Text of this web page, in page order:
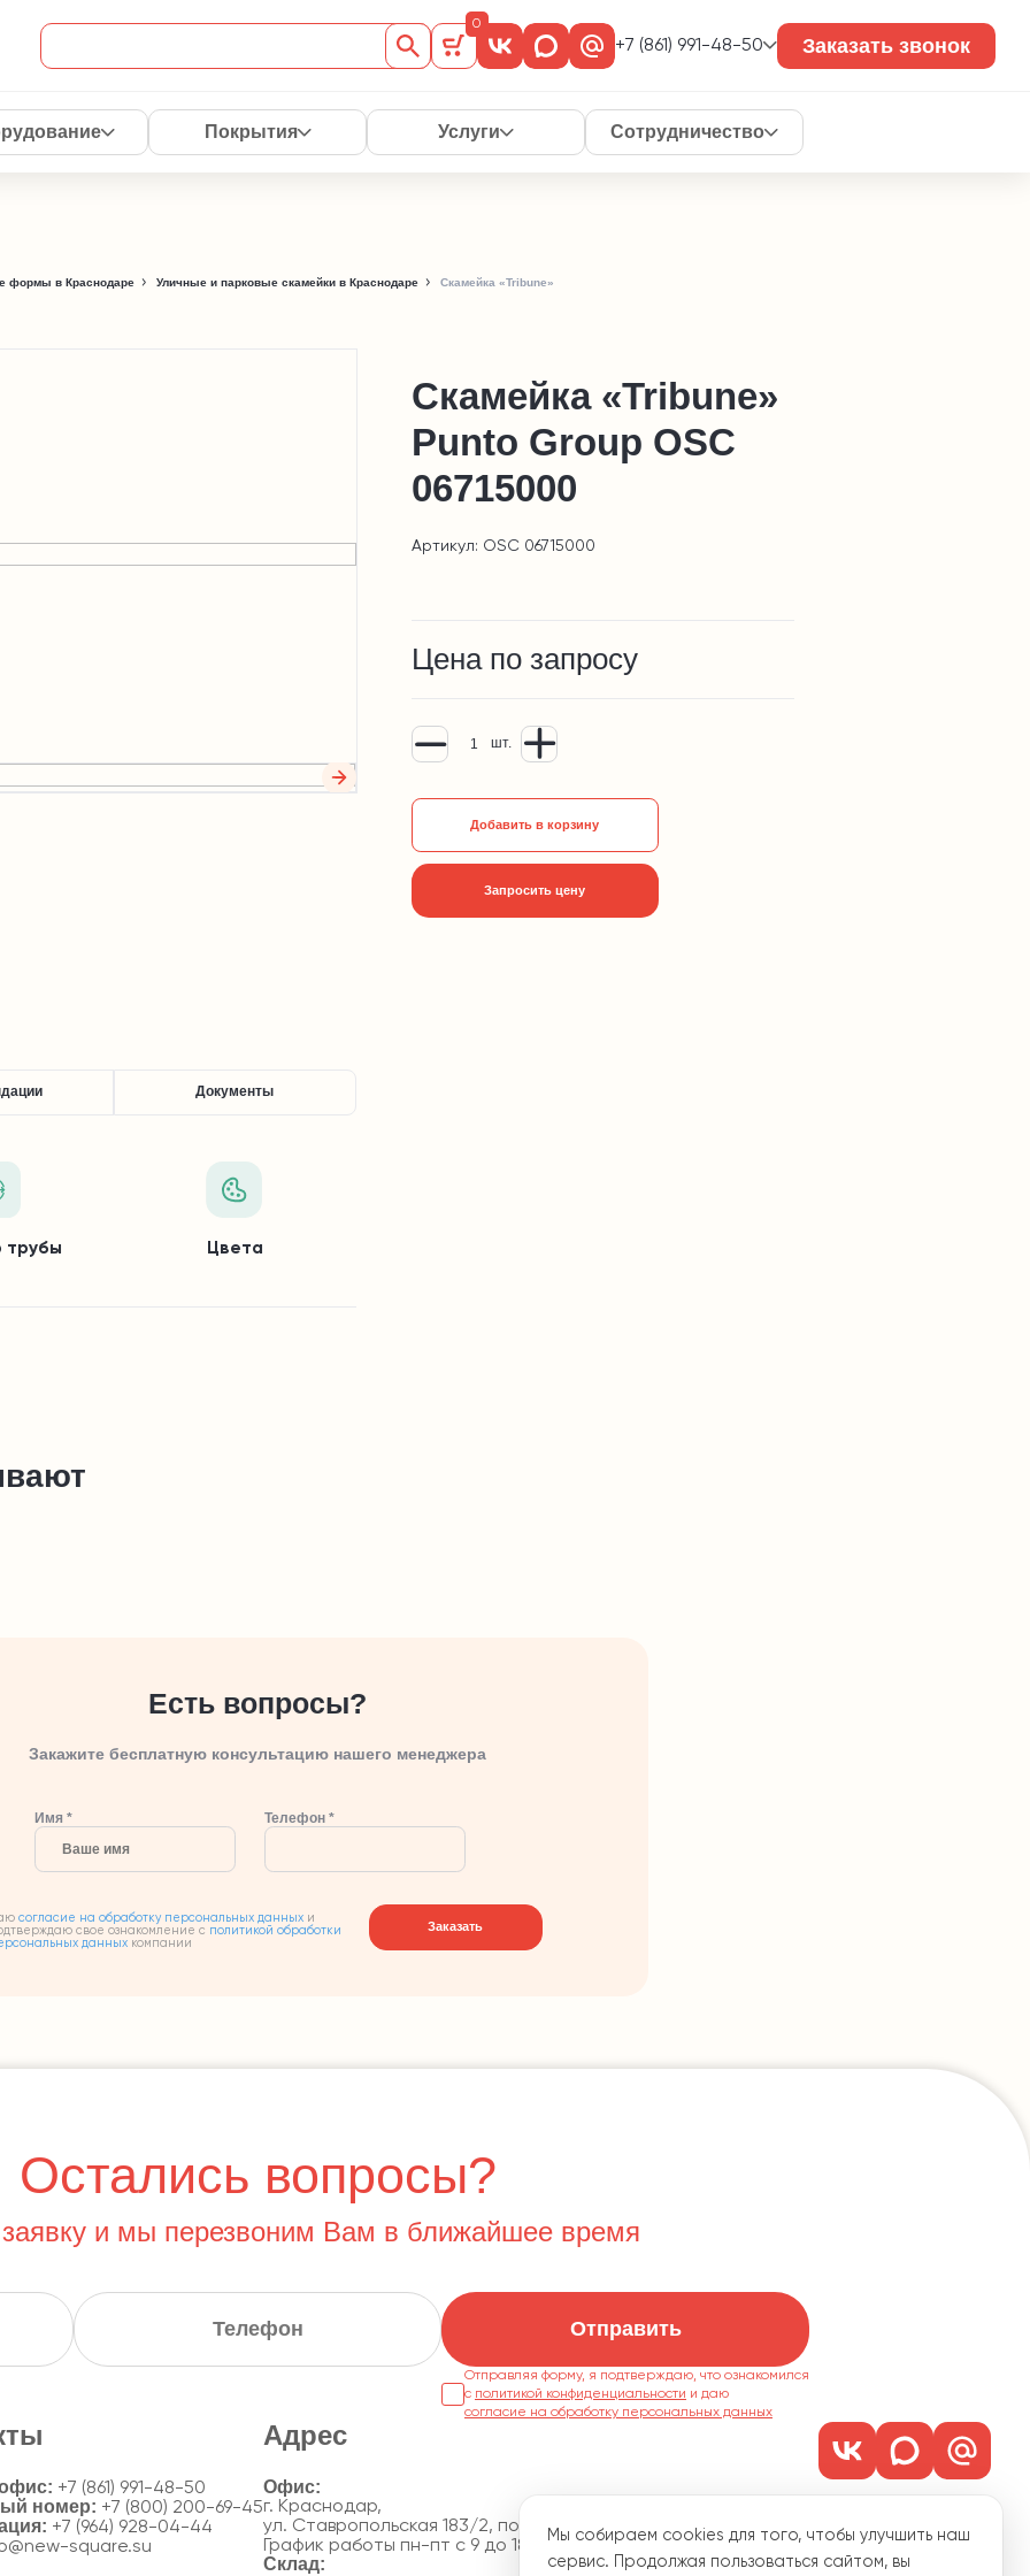
0
+7 (861) 991-48-50 Заказать звонок
Покрытия Услуги Сотрудничество
формы в Краснодаре Уличные и парковые скамейки в Краснодаре Скамейка «Tribune»
Скамейка «Tribune»
Punto Group OSC
06715000
Артикул: OSC 06715000
Цена по запросу
шт.
Добавить в корзину
Запросить цену
Документы
трубы Цвета
Есть вопросы?
Закажите бесплатную консультацию нашего менеджера
Имя * Телефон *
согласие на обработку персональных данных и
свое ознакомление с политикой обработки
данных компании
Заказать
Остались вопросы?
заявку и мы перезвоним Вам в ближайшее время
Отправить
Отправляя форму, я подтверждаю, что ознакомился
с политикой конфиденциальности
согласие на обработку персональных данных
+7 (861) 991-48-50
номер: +7 (800) 200-69-45
+7 (964) 928-04-44
square.su
Адрес
г. Краснодар,
ул. Ставропольская 183/2, пом. 1101
График работы пн-пт с 9 до 18
Мы собираем cookies для того, чтобы улучшить наш
сервис. Продолжая пользоваться сайтом, вы